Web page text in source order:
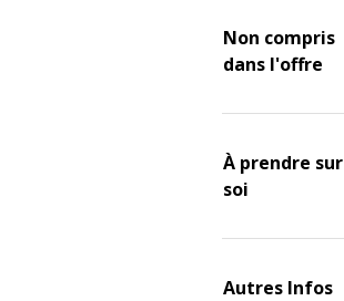
Non compris
dans l'offre
À prendre sur
soi
Autres Infos